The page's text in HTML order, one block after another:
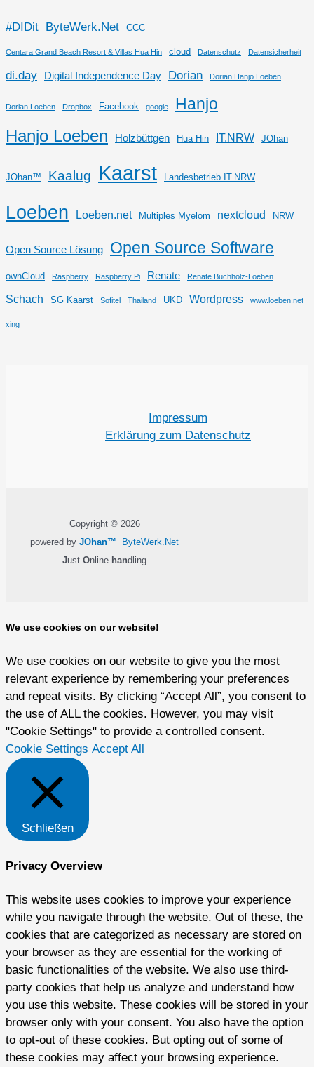
#DIDit ByteWerk.Net CCC
Centara Grand Beach Resort & Villas Hua Hin cloud Datenschutz Datensicherheit
di.day Digital Independence Day Dorian Dorian Hanjo Loeben
Dorian Loeben Dropbox Facebook google
Hanjo
Hanjo Loeben
Holzbüttgen Hua Hin IT.NRW JOhan
JOhan™ Kaalug Kaarst Landesbetrieb IT.NRW
Loeben Loeben.net Multiples Myelom nextcloud NRW
Open Source Lösung Open Source Software
ownCloud Raspberry Raspberry Pi Renate Renate Buchholz-Loeben
Schach SG Kaarst Sofitel Thailand UKD Wordpress www.loeben.net
xing
Impressum
Erklärung zum Datenschutz
Copyright © 2026
powered by JOhan™
ByteWerk.Net
Just Online handling
We use cookies on our website!
We use cookies on our website to give you the most
relevant experience by remembering your preferences
and repeat visits. By clicking “Accept All”, you consent to
the use of ALL the cookies. However, you may visit
"Cookie Settings" to provide a controlled consent.
Cookie Settings Accept All
Schließen
Privacy Overview
This website uses cookies to improve your experience
while you navigate through the website. Out of these, the
cookies that are categorized as necessary are stored on
your browser as they are essential for the working of
basic functionalities of the website. We also use third-
party cookies that help us analyze and understand how
you use this website. These cookies will be stored in your
browser only with your consent. You also have the option
to opt-out of these cookies. But opting out of some of
these cookies may affect your browsing experience.